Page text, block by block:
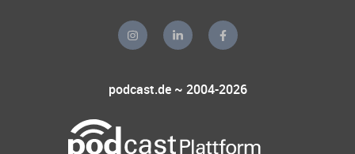
podcast.de ~ 2004-2026